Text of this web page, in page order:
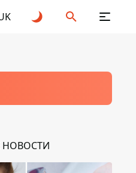
НОВОСТИ